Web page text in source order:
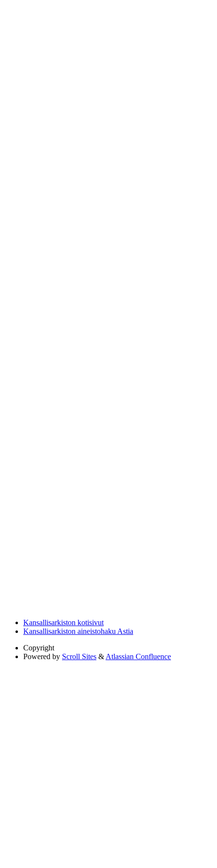
Kansallisarkiston kotisivut
Kansallisarkiston aineistohaku Astia
Copyright
Powered by Scroll Sites & Atlassian Confluence